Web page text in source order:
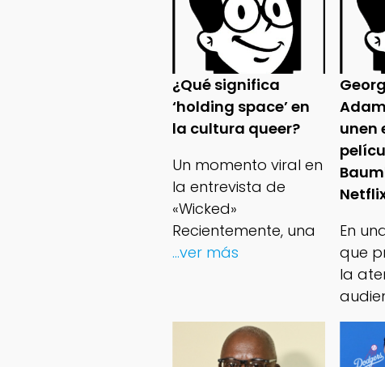
¿Qué significa
‘holding space’ en
la cultura queer?
Un momento viral en
la entrevista de
«Wicked»
Recientemente, una
...ver más
unen
En
que
la